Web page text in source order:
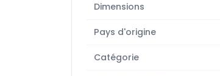
Dimensions
Pays d'origine
Catégorie